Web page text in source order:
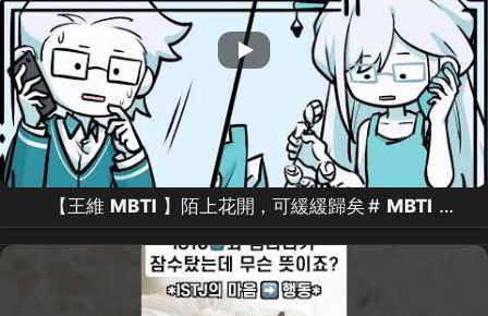
【王維 MBTI 】陌上花開，可緩緩歸矣 # MBTI
#animatic #16personalitie # istj #談戀愛 #浪漫 #動
畫